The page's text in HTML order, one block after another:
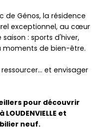
de Génos, la résidence
exceptionnel, au cœur
: sports d'hiver,
moments de bien-être.
et envisager
pour découvrir
et
neuf.